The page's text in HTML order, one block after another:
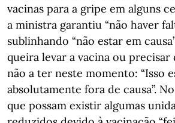
vacinas para a gripe em alguns
a ministra garantiu “não haver
sublinhando “não estar em
queira levar a vacina ou precisar
não a ter neste momento: “Isso
absolutamente fora de causa”.
que possam existir algumas